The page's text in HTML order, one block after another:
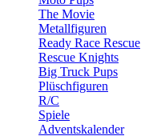
The Movie
Metallfiguren
Ready Race Rescue
Rescue Knights
Big Truck Pups
Plüschfiguren
R/C
Spiele
Adventskalender